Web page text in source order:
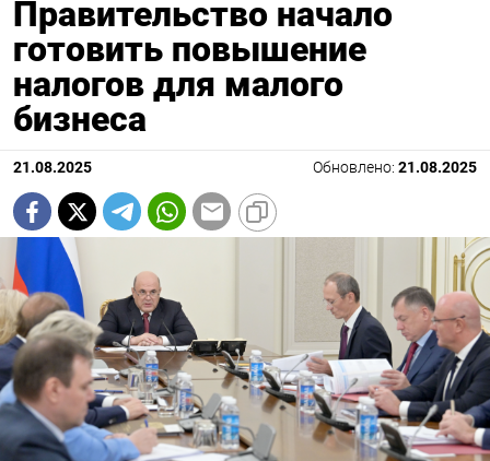
Правительство начало
готовить повышение
налогов для малого
бизнеса
21.08.2025 Обновлено: 21.08.2025